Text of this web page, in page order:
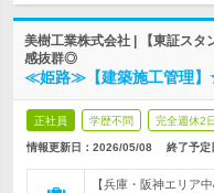
美樹工業株式会社 | 【東証スタ
感抜群◎
≪姫路≫【建築施工管理】
正社員 学歴不問 完全週休2
情報更新日：2026/05/08 終了予定
【兵庫・阪神エリア